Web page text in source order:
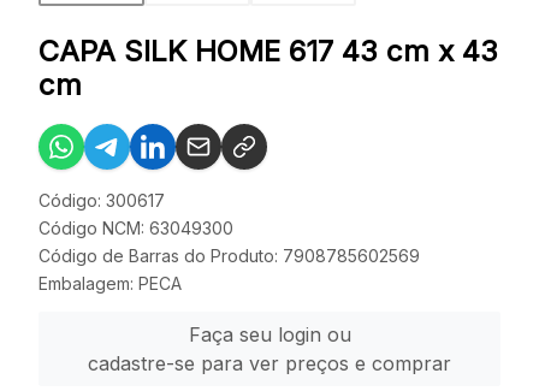
CAPA SILK HOME 617 43 cm x 43
cm
Código: 300617
Código NCM: 63049300
Código de Barras do Produto: 7908785602569
Embalagem: PECA
Faça seu login ou
cadastre-se para ver preços e comprar